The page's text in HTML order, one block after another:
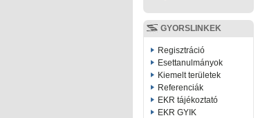
GYORSLINKEK
Regisztráció
Esettanulmányok
Kiemelt területek
Referenciák
EKR tájékoztató
EKR GYIK